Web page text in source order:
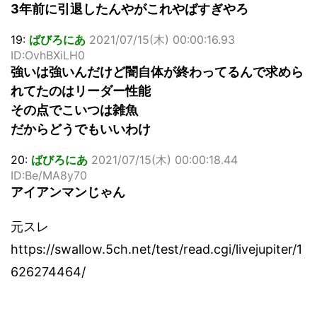
3年前に引退したんやがこれやばすぎやろ
19: ばびろにあ 2021/07/15(木) 00:00:16.93
ID:OvhBXiLH0
強いは強いんだけど闇自体が終わってるんで求めら
れてたのはリーダー性能
その点でこいつは雑魚
だからどうでもいいわけ
20: ばびろにあ 2021/07/15(木) 00:00:18.44
ID:Be/MA8y70
アイアンマンじゃん
元スレ
https://swallow.5ch.net/test/read.cgi/livejupiter/1
626274464/